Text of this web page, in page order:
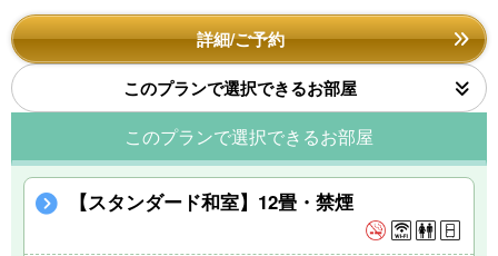
詳細/ご予約
このプランで選択できるお部屋
このプランで選択できるお部屋
【スタンダード和室】12畳・禁煙